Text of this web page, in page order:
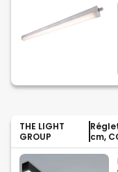
THE LIGHT
GROUP
cm,